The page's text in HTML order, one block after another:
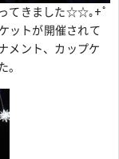
てきました☆☆｡+ﾟ
トが開催されて
メント、カップケ
。